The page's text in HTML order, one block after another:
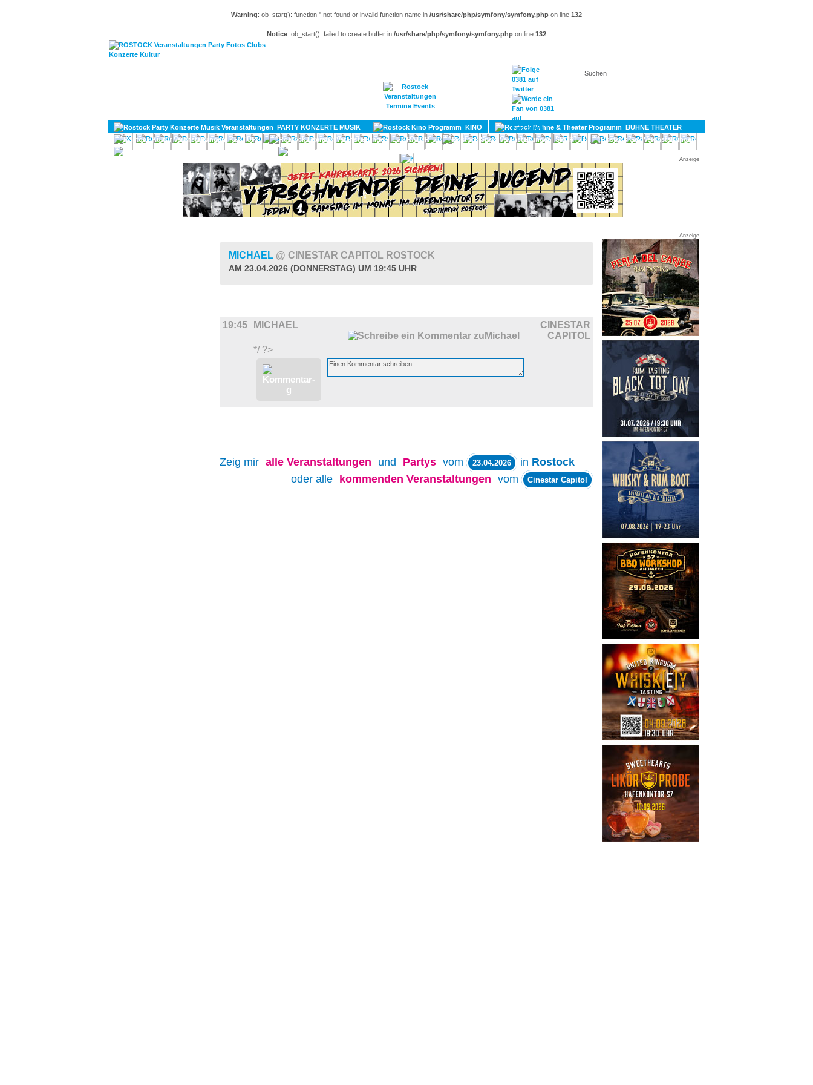
Warning: ob_start(): function '' not found or invalid function name in /usr/share/php/symfony/symfony.php on line 132
Notice: ob_start(): failed to create buffer in /usr/share/php/symfony/symfony.php on line 132
KONTAKT
PARTY KONZERTE MUSIK KINO
BÜHNE THEATER
KULTUR
LITERATUR SPORT
GAY
DIVERSES
UMLAND
Anzeige
Anzeige
MICHAEL @ CINESTAR CAPITOL ROSTOCK
AM 23.04.2026 (DONNERSTAG) UM 19:45 UHR
19:45 MICHAEL
CINESTAR
CAPITOL
*/ ?>
Zeig mir alle Veranstaltungen und Partys vom 23.04.2026 in Rostock
oder alle
kommenden Veranstaltungen vom Cinestar Capitol